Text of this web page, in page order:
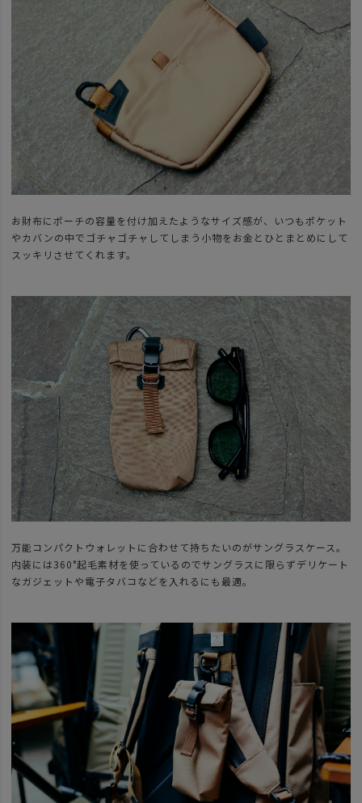
お財布にポーチの容量を付け加えたようなサイズ感が、いつもポケット
やカバンの中でゴチャゴチャしてしまう小物をお金とひとまとめにして
スッキリさせてくれます。
万能コンパクトウォレットに合わせて持ちたいのがサングラスケース。
内装には360°起毛素材を使っているのでサングラスに限らずデリケート
なガジェットや電子タバコなどを入れるにも最適。